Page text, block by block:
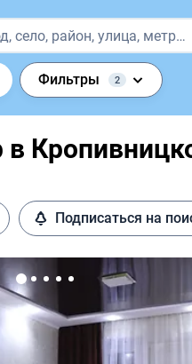
Фильтры 2
в
Подписаться на